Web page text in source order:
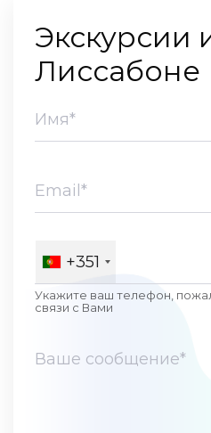
Экскурсии
Лиссабоне
+351
Укажите ваш телефон,
связи c Вами